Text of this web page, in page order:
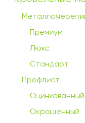
Премиум
Люкс
Стандарт
Профлист
Оцинкованный
Окрашенный